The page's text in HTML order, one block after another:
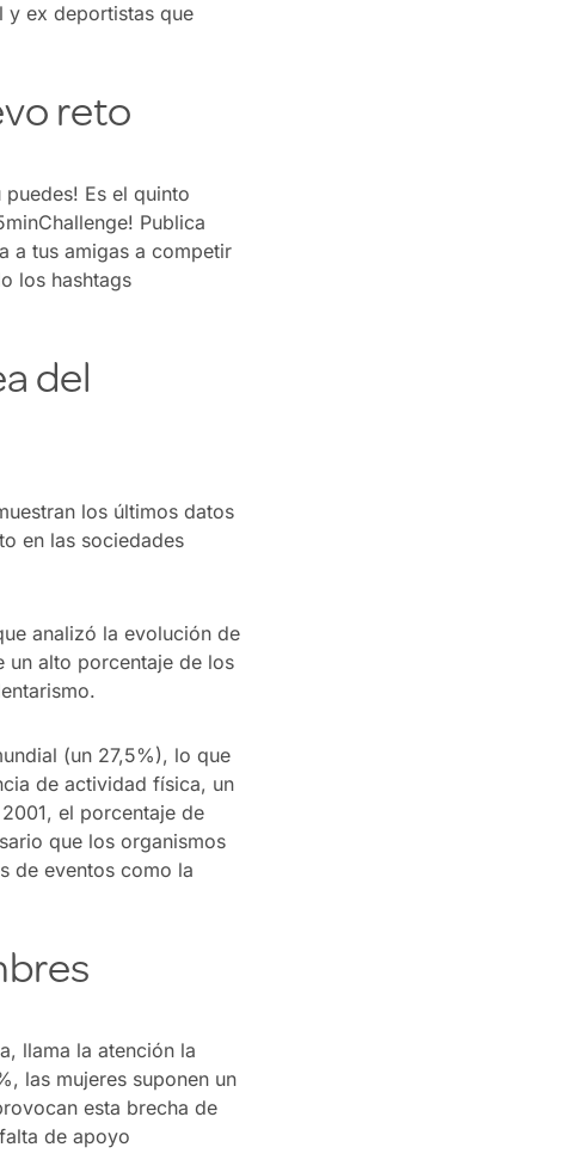
y ex deportistas que
reto
Es el quinto
Publica
a tus amigas a competir
los hashtags
del
los últimos datos
en las sociedades
analizó la evolución de
un alto porcentaje de los
(un 27,5%), lo que
de actividad física, un
el porcentaje de
que los organismos
de eventos como la
llama la atención la
las mujeres suponen un
esta brecha de
de apoyo